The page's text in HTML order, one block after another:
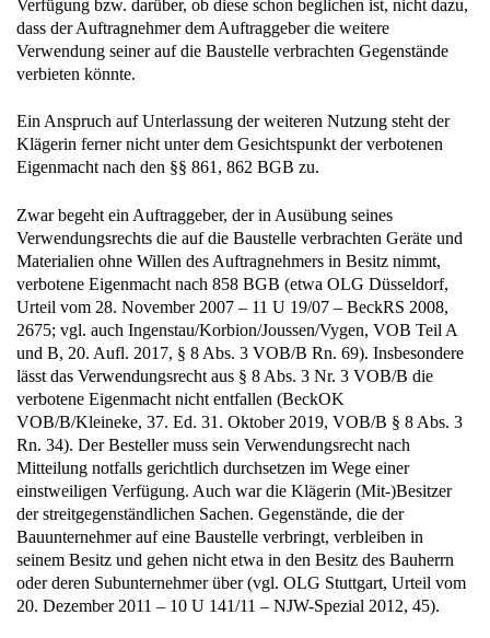
Verfügung bzw. darüber, ob diese schon beglichen ist, nicht dazu,
dass der Auftragnehmer dem Auftraggeber die weitere
Verwendung seiner auf die Baustelle verbrachten Gegenstände
verbieten könnte.
Ein Anspruch auf Unterlassung der weiteren Nutzung steht der
Klägerin ferner nicht unter dem Gesichtspunkt der verbotenen
Eigenmacht nach den §§ 861, 862 BGB zu.
Zwar begeht ein Auftraggeber, der in Ausübung seines
Verwendungsrechts die auf die Baustelle verbrachten Geräte und
Materialien ohne Willen des Auftragnehmers in Besitz nimmt,
verbotene Eigenmacht nach 858 BGB (etwa OLG Düsseldorf,
Urteil vom 28. November 2007 – 11 U 19/07 – BeckRS 2008,
2675; vgl. auch Ingenstau/Korbion/Joussen/Vygen, VOB Teil A
und B, 20. Aufl. 2017, § 8 Abs. 3 VOB/B Rn. 69). Insbesondere
lässt das Verwendungsrecht aus § 8 Abs. 3 Nr. 3 VOB/B die
verbotene Eigenmacht nicht entfallen (BeckOK
VOB/B/Kleineke, 37. Ed. 31. Oktober 2019, VOB/B § 8 Abs. 3
Rn. 34). Der Besteller muss sein Verwendungsrecht nach
Mitteilung notfalls gerichtlich durchsetzen im Wege einer
einstweiligen Verfügung. Auch war die Klägerin (Mit-)Besitzer
der streitgegenständlichen Sachen. Gegenstände, die der
Bauunternehmer auf eine Baustelle verbringt, verbleiben in
seinem Besitz und gehen nicht etwa in den Besitz des Bauherrn
oder deren Subunternehmer über (vgl. OLG Stuttgart, Urteil vom
20. Dezember 2011 – 10 U 141/11 – NJW-Spezial 2012, 45).